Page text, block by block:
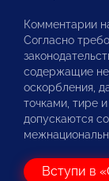
Комментарии
Согласно
содержащие
оскорбления,
точками, тире
допускаются
Вступи в